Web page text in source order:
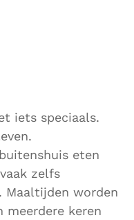
iets speciaals.
eten
zelfs
Maaltijden worden
meerdere keren